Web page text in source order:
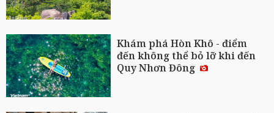
Khám phá Hòn Khô - điểm
đến không thể bỏ lỡ khi đến
Quy Nhơn Đông